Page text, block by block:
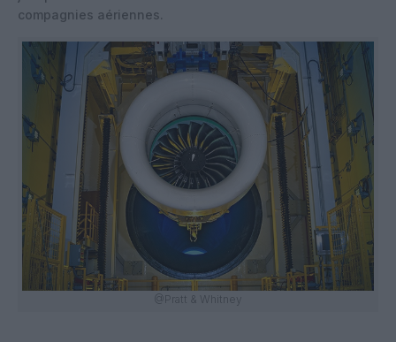
compagnies aériennes.
@Pratt & Whitney